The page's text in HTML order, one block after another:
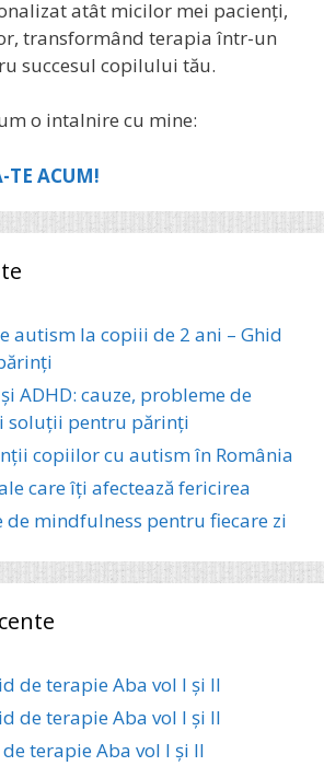
atât micilor mei pacienți,
transformând terapia într-un
succesul copilului tău.
o intalnire cu mine:
TE ACUM!
autism la copiii de 2 ani – Ghid
ADHD: cauze, probleme de
soluții pentru părinți
copiilor cu autism în România
care îți afectează fericirea
mindfulness pentru fiecare zi
de terapie Aba vol I și II
de terapie Aba vol I și II
terapie Aba vol I și II